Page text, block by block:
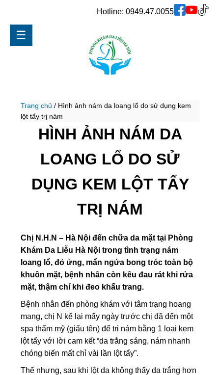
Hotline: 0949.47.0055
☰
Trang chủ / Hình ảnh nám da loang lổ do sử dụng kem
lột tẩy trị nám
HÌNH ẢNH NÁM DA
LOANG LỔ DO SỬ
DỤNG KEM LỘT TẨY
TRỊ NÁM
Chị N.H.N – Hà Nội đến chữa da mặt tại Phòng
Khám Da Liễu Hà Nội trong tình trạng nám
loang lổ, đỏ ửng, mẩn ngứa bong tróc toàn bộ
khuôn mặt, bệnh nhân còn kêu đau rát khi rửa
mặt, thậm chí khi đeo khẩu trang.
Bệnh nhân đến phòng khám với tâm trạng hoang
mang, chị N kể lại mấy ngày trước chị đã đến một
spa thẩm mỹ (giấu tên) để trị nám bằng 1 loại kem
lột tẩy với lời cam kết “da trắng sáng, nám nhanh
chóng biến mất chỉ vài lần lột tẩy”.
Thế nhưng, sau khi lột da không thấy da trắng hơn